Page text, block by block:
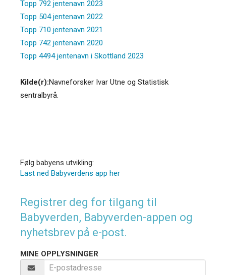
Topp 792 jentenavn 2023
Topp 504 jentenavn 2022
Topp 710 jentenavn 2021
Topp 742 jentenavn 2020
Topp 4494 jentenavn i Skottland 2023
Kilde(r):Navneforsker Ivar Utne og Statistisk
sentralbyrå.
Følg babyens utvikling:
Last ned Babyverdens app her
Registrer deg for tilgang til
Babyverden, Babyverden-appen og
nyhetsbrev på e-post.
MINE OPPLYSNINGER